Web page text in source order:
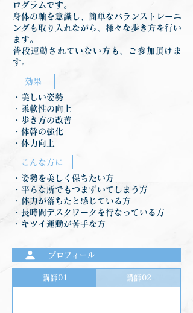
ログラムです。
身体の軸を意識し、簡単なバランストレーニ
ングも取り入れながら、様々な歩き方を行い
ます。
普段運動されていない方も、ご参加頂けま
す。
効果
・美しい姿勢
・柔軟性の向上
・歩き方の改善
・体幹の強化
・体力向上
こんな方に
・姿勢を美しく保ちたい方
・平らな所でもつまずいてしまう方
・体力が落ちたと感じている方
・長時間デスクワークを行なっている方
・キツイ運動が苦手な方
プロフィール
講師01 講師02